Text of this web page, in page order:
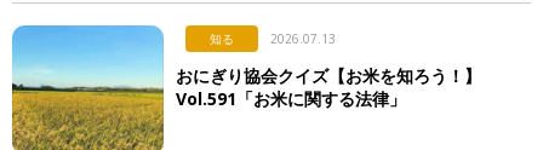
知る 2026.07.13
おにぎり協会クイズ【お米を知ろう！】
Vol.591「お米に関する法律」